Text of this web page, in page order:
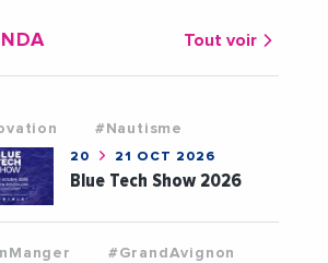
Tout voir
#Nautisme
20 21 OCT 2026
Blue Tech Show 2026
#GrandAvignon